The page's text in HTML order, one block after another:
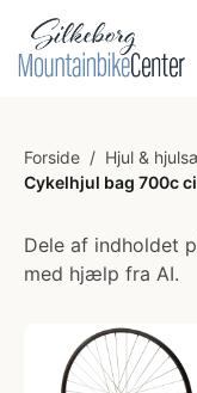
Forside / Hjul &
Cykelhjul bag 700c
Dele af indholdet
med hjælp fra AI.